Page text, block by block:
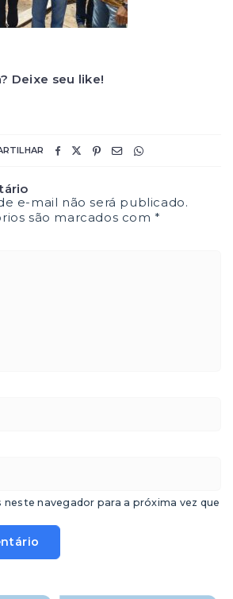
Deixe seu like!
e-mail não será publicado.
são marcados com*
neste navegador para a próxima vez que